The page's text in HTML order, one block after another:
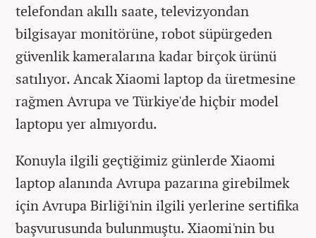
telefondan akıllı saate, televizyondan
bilgisayar monitörüne, robot süpürgeden
güvenlik kameralarına kadar birçok ürünü
satılıyor. Ancak Xiaomi laptop da üretmesine
rağmen Avrupa ve Türkiye'de hiçbir model
laptopu yer almıyordu.
Konuyla ilgili geçtiğimiz günlerde Xiaomi
laptop alanında Avrupa pazarına girebilmek
için Avrupa Birliği'nin ilgili yerlerine sertifika
başvurusunda bulunmuştu. Xiaomi'nin bu